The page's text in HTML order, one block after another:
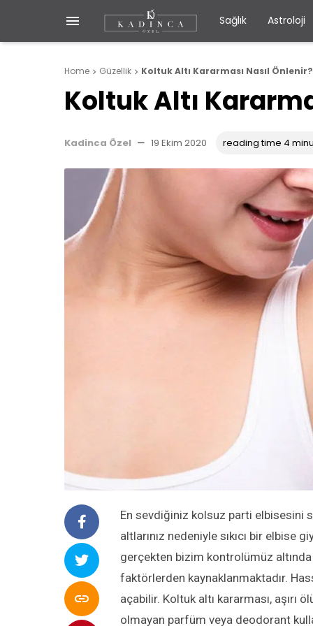
 Sağlık Astroloji
Home  Güzellik  Koltuk Altı Kararması Nasıl Önlenir?
Koltuk Altı
Kadinca Özel — 19 Ekim 2020 reading time 4

En sevdiğiniz kolsuz parti elbisesini
altlarınız nedeniyle sıkıcı bir
gerçekten bizim kontrolümüz
faktörlerden kaynaklanmaktadır.
açabilir. Koltuk altı kararması, aşırı
olmayan parfüm veya deodorant